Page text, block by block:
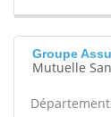
Groupe
Mutuelle